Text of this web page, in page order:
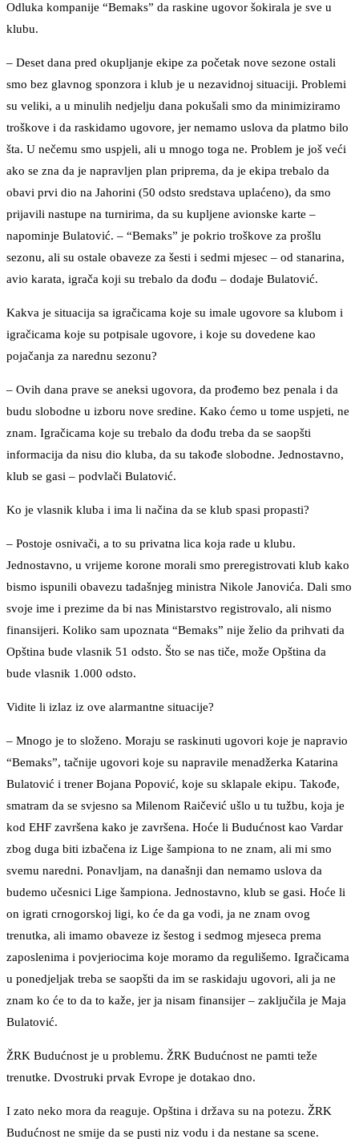
Odluka kompanije “Bemaks” da raskine ugovor šokirala je sve u
klubu.
– Deset dana pred okupljanje ekipe za početak nove sezone ostali
smo bez glavnog sponzora i klub je u nezavidnoj situaciji. Problemi
su veliki, a u minulih nedjelju dana pokušali smo da minimiziramo
troškove i da raskidamo ugovore, jer nemamo uslova da platmo bilo
šta. U nečemu smo uspjeli, ali u mnogo toga ne. Problem je još veći
ako se zna da je napravljen plan priprema, da je ekipa trebalo da
obavi prvi dio na Jahorini (50 odsto sredstava uplaćeno), da smo
prijavili nastupe na turnirima, da su kupljene avionske karte –
napominje Bulatović. – “Bemaks” je pokrio troškove za prošlu
sezonu, ali su ostale obaveze za šesti i sedmi mjesec – od stanarina,
avio karata, igrača koji su trebalo da dođu – dodaje Bulatović.
Kakva je situacija sa igračicama koje su imale ugovore sa klubom i
igračicama koje su potpisale ugovore, i koje su dovedene kao
pojačanja za narednu sezonu?
– Ovih dana prave se aneksi ugovora, da prođemo bez penala i da
budu slobodne u izboru nove sredine. Kako ćemo u tome uspjeti, ne
znam. Igračicama koje su trebalo da dođu treba da se saopšti
informacija da nisu dio kluba, da su takođe slobodne. Jednostavno,
klub se gasi – podvlači Bulatović.
Ko je vlasnik kluba i ima li načina da se klub spasi propasti?
– Postoje osnivači, a to su privatna lica koja rade u klubu.
Jednostavno, u vrijeme korone morali smo preregistrovati klub kako
bismo ispunili obavezu tadašnjeg ministra Nikole Janovića. Dali smo
svoje ime i prezime da bi nas Ministarstvo registrovalo, ali nismo
finansijeri. Koliko sam upoznata “Bemaks” nije želio da prihvati da
Opština bude vlasnik 51 odsto. Što se nas tiče, može Opština da
bude vlasnik 1.000 odsto.
Vidite li izlaz iz ove alarmantne situacije?
– Mnogo je to složeno. Moraju se raskinuti ugovori koje je napravio
“Bemaks”, tačnije ugovori koje su napravile menadžerka Katarina
Bulatović i trener Bojana Popović, koje su sklapale ekipu. Takođe,
smatram da se svjesno sa Milenom Raičević ušlo u tu tužbu, koja je
kod EHF završena kako je završena. Hoće li Budućnost kao Vardar
zbog duga biti izbačena iz Lige šampiona to ne znam, ali mi smo
svemu naredni. Ponavljam, na današnji dan nemamo uslova da
budemo učesnici Lige šampiona. Jednostavno, klub se gasi. Hoće li
on igrati crnogorskoj ligi, ko će da ga vodi, ja ne znam ovog
trenutka, ali imamo obaveze iz šestog i sedmog mjeseca prema
zaposlenima i povjeriocima koje moramo da regulišemo. Igračicama
u ponedjeljak treba se saopšti da im se raskidaju ugovori, ali ja ne
znam ko će to da to kaže, jer ja nisam finansijer – zaključila je Maja
Bulatović.
ŽRK Budućnost je u problemu. ŽRK Budućnost ne pamti teže
trenutke. Dvostruki prvak Evrope je dotakao dno.
I zato neko mora da reaguje. Opština i država su na potezu. ŽRK
Budućnost ne smije da se pusti niz vodu i da nestane sa scene.